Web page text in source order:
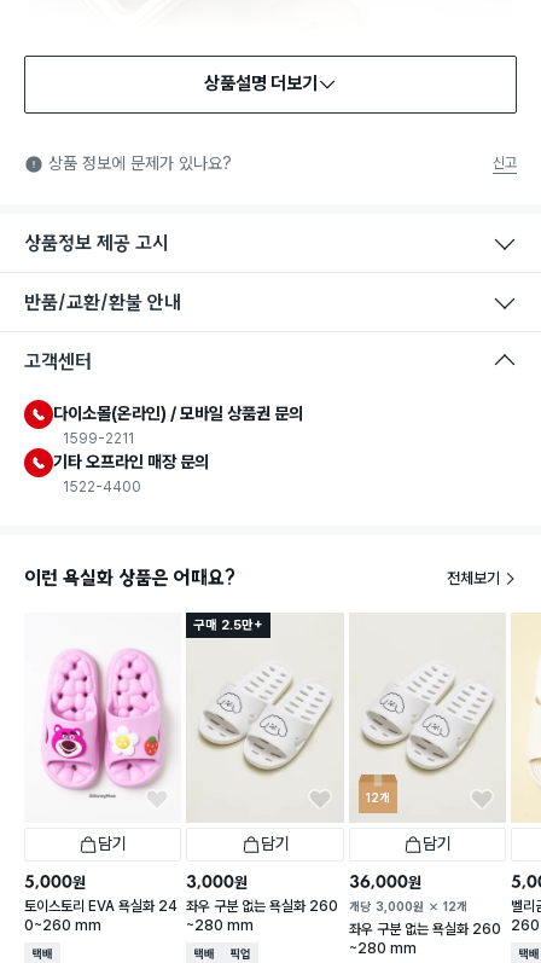
상품설명 더보기
상품 정보에 문제가 있나요? 신고
상품정보 제공 고시
반품/교환/환불 안내
고객센터
다이소몰(온라인) / 모바일 상품권 문의
1599-2211
기타 오프라인 매장 문의
1522-4400
이런 욕실화 상품은 어때요? 전체보기
담기
5,000원
토이스토리 EVA 욕실화 24
0~260 mm
택배배송
구매 2.5만+
담기
3,000원
좌우 구분 없는 욕실화 260
~280 mm
택배배송매장픽업
12개
담기
36,000원
개당 3,000원 12개
좌우 구분 없는 욕실화 260
~280 mm
벨리
택배